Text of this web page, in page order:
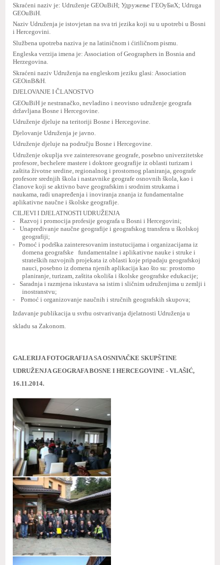
Skraćeni naziv je: Udruženje GEOuBiH;Удружење ГЕОyБиХ; Udruga
GEOuBiH.
Naziv Udruženja je istovjetan na sva tri jezika koji su u upotrebi u Bosni
i Hercegovini.
Službena upotreba naziva je na latiničnom i ćiriličnom pismu.
Engleska verzija imena je:Association of Geographers in Bosnia and
Herzegovina.
Skraćeni naziv Udruženja na engleskom jeziku glasi: Association
GEOinB&H.
DJELOVANJE I ČLANOSTVO
GEOuBiH je nestranačko, nevladino i neovisno udruženje geografa
državljana Bosne i Hercegovine.
Udruženje djeluje na teritoriji Bosne i Hercegovine.
Djelovanje Udruženja je javno.
Udruženje djeluje na području Bosne i Hercegovine.
Udruženje okuplja sve zainteresovane geografe, posebno univerzitetske
profesore, bechelere mastere i doktore geografije iz oblasti turizam i
zaštita životne sredine, regionalnog i prostornog planiranja, geografe
profesore srednjih škola i nastavnike geografe osnovnih škola, kao i
članove koji se aktivno bave geografskim i srodnim strukama i
naukama, radi unapređenja i inoviranja znanja iz fundamentalne
aplikativne naučne i školske geografije.
CILJEVI I DJELATNOSTI UDRUŽENJA
-
Razvoj i promocija profesije geografa u Bosni i Hercegovini;
-
Unapređivanje naučne geografije i geografskog transfera u školskoj
geografiji;
- Pomoć i podrška zainteresovanim instutucijama i organizacijama iz
domena geografske fundamentalne i aplikativne nauke i struke i
strateških razvojnih projekata iz oblasti koje pripadaju geografskoj
nauci, posebno iz domena njenih aplikacija kao što su: prostorno
planiranje, turizam, zaštita okoliša i školske geografske edukacije;
-
Saradnja i razmjena iskustava sa istim i sličnim udruženjima u zemlji i
inostranstvu;
-
Pomoć i organizovanje naučnih i stručnih geografskih skupova;
Izdavanje publikacija u svrhu ostvarivanja djelatnosti Udruženja u
skladu sa Zakonom.
GALERIJA FOTOGRAFIJA SA OSNIVAČKE SKUPŠTINE
UDRUŽENJA GEOGRAFA BOSNE I HERCEGOVINE - VLAŠIĆ,
16.11.2014.